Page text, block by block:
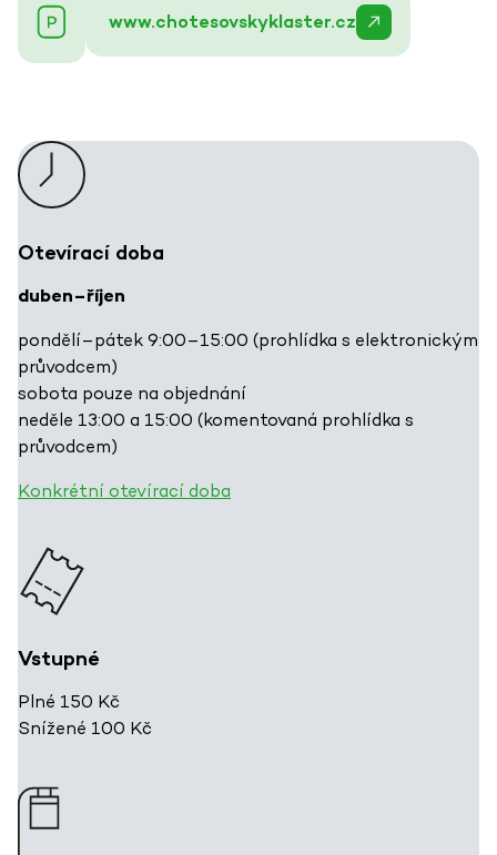
www.chotesovskyklaster.cz
Otevírací doba
duben–říjen
pondělí–pátek 9:00–15:00 (prohlídka s elektronickým
průvodcem)
sobota pouze na objednání
neděle 13:00 a 15:00 (komentovaná prohlídka s
průvodcem)
Konkrétní otevírací doba
Vstupné
Plné 150 Kč
Snížené 100 Kč